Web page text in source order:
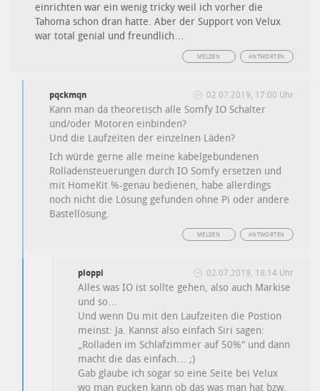
einrichten war ein wenig tricky weil ich vorher die
Tahoma schon dran hatte. Aber der Support von Velux
war total genial und freundlich…
ANTWORTEN
MELDEN
pqckmqn 02.07.2019, 17:00 Uhr
Kann man da theoretisch alle Somfy IO Schalter
und/oder Motoren einbinden?
Und die Laufzeiten der einzelnen Läden?
Ich würde gerne alle meine kabelgebundenen
Rolladensteuerungen durch IO Somfy ersetzen und
mit HomeKit %-genau bedienen, habe allerdings
noch nicht die Lösung gefunden ohne Pi oder andere
Bastellösung.
ANTWORTEN
MELDEN
ploppi 02.07.2019, 18:14 Uhr
Alles was IO ist sollte gehen, also auch Markise
und so…
Und wenn Du mit den Laufzeiten die Postion
meinst: Ja. Kannst also einfach Siri sagen:
„Rolladen im Schlafzimmer auf 50%“ und dann
macht die das einfach… ;)
Gab glaube ich sogar so eine Seite bei Velux
wo man gucken kann ob das was man hat bzw.